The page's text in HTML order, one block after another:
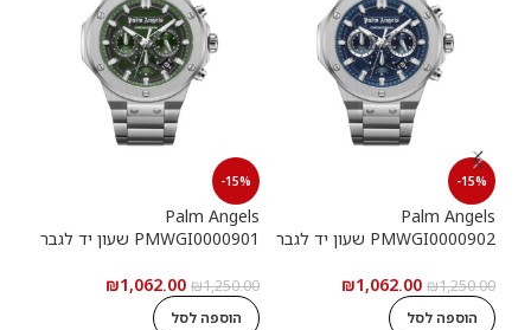
-15%
Palm Angels
PMWGI0000902 שעון יד לגבר
₪1,250.00
₪1,062.00
הוספה לסל
-15%
Palm Angels
PMWGI0000901 שעון יד לגבר
₪1,250.00
₪1,062.00
הוספה לסל